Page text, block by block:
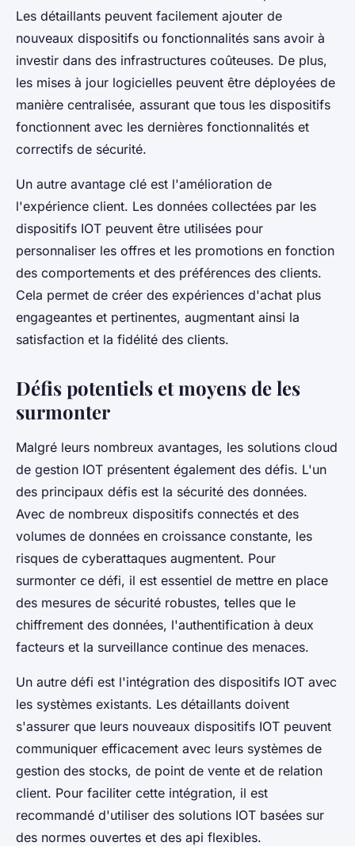
Les détaillants peuvent facilement ajouter de
nouveaux dispositifs ou fonctionnalités sans avoir à
investir dans des infrastructures coûteuses. De plus,
les mises à jour logicielles peuvent être déployées de
manière centralisée, assurant que tous les dispositifs
fonctionnent avec les dernières fonctionnalités et
correctifs de sécurité.
Un autre avantage clé est l'amélioration de
l'expérience client. Les données collectées par les
dispositifs IOT peuvent être utilisées pour
personnaliser les offres et les promotions en fonction
des comportements et des préférences des clients.
Cela permet de créer des expériences d'achat plus
engageantes et pertinentes, augmentant ainsi la
satisfaction et la fidélité des clients.
Défis potentiels et moyens de les
surmonter
Malgré leurs nombreux avantages, les solutions cloud
de gestion IOT présentent également des défis. L'un
des principaux défis est la sécurité des données.
Avec de nombreux dispositifs connectés et des
volumes de données en croissance constante, les
risques de cyberattaques augmentent. Pour
surmonter ce défi, il est essentiel de mettre en place
des mesures de sécurité robustes, telles que le
chiffrement des données, l'authentification à deux
facteurs et la surveillance continue des menaces.
Un autre défi est l'intégration des dispositifs IOT avec
les systèmes existants. Les détaillants doivent
s'assurer que leurs nouveaux dispositifs IOT peuvent
communiquer efficacement avec leurs systèmes de
gestion des stocks, de point de vente et de relation
client. Pour faciliter cette intégration, il est
recommandé d'utiliser des solutions IOT basées sur
des normes ouvertes et des api flexibles.